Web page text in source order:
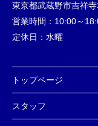
東京都武蔵野市吉祥
営業時間： 10:00～
定休日： 水曜
トップページ
スタッフ